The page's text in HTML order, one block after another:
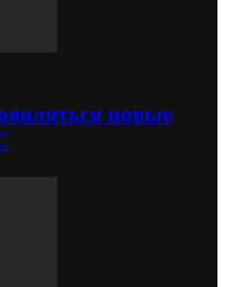
новые